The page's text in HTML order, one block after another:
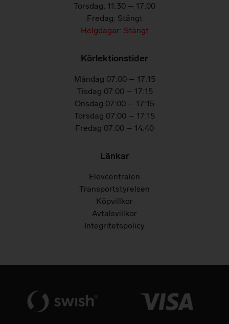
Torsdag: 11:30 – 17:00
Fredag: Stängt
Helgdagar: Stängt
Körlektionstider
Måndag 07:00 – 17:15
Tisdag 07:00 – 17:15
Onsdag 07:00 – 17:15
Torsdag 07:00 – 17:15
Fredag 07:00 – 14:40
Länkar
Elevcentralen
Transportstyrelsen
Köpvillkor
Avtalsvillkor
Integritetspolicy